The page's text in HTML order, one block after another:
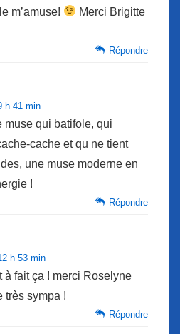
m’amuse!
Merci Brigitte
Répondre
h 41 min
muse qui batifole, qui
cache et qu ne tient
une muse moderne en
!
Répondre
h 53 min
à fait ça ! merci Roselyne
très sympa !
Répondre